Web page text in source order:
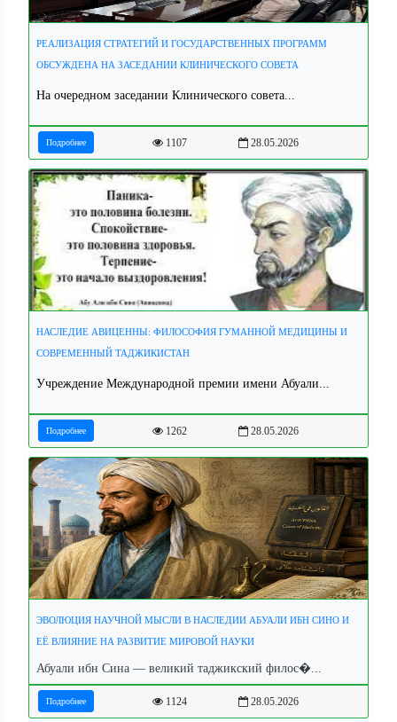
РЕАЛИЗАЦИЯ СТРАТЕГИЙ И ГОСУДАРСТВЕННЫХ ПРОГРАММ
ОБСУЖДЕНА НА ЗАСЕДАНИИ КЛИНИЧЕСКОГО СОВЕТА
На очередном заседании Клинического совета...
Подробнее 1107 28.05.2026
НАСЛЕДИЕ АВИЦЕННЫ: ФИЛОСОФИЯ ГУМАННОЙ МЕДИЦИНЫ И
СОВРЕМЕННЫЙ ТАДЖИКИСТАН
Учреждение Международной премии имени Абуали...
Подробнее 1262 28.05.2026
ЭВОЛЮЦИЯ НАУЧНОЙ МЫСЛИ В НАСЛЕДИИ АБУАЛИ ИБН СИНО И
ЕЁ ВЛИЯНИЕ НА РАЗВИТИЕ МИРОВОЙ НАУКИ
Абуали ибн Сина — великий таджикский филос�...
Подробнее 1124 28.05.2026